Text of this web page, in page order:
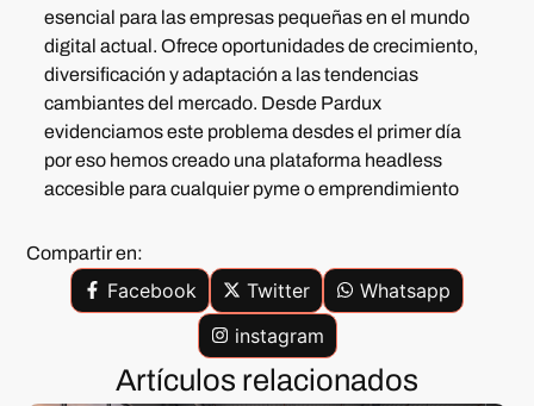
esencial para las empresas pequeñas en el mundo
digital actual. Ofrece oportunidades de crecimiento,
diversificación y adaptación a las tendencias
cambiantes del mercado. Desde Pardux
evidenciamos este problema desdes el primer día
por eso hemos creado una plataforma headless
accesible para cualquier pyme o emprendimiento
Compartir en:
Facebook Twitter
Whatsapp
instagram
Artículos relacionados